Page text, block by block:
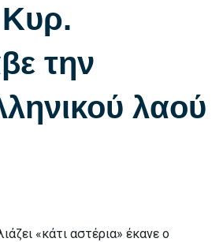
την
λαού
«κάτι αστέρια» έκανε ο